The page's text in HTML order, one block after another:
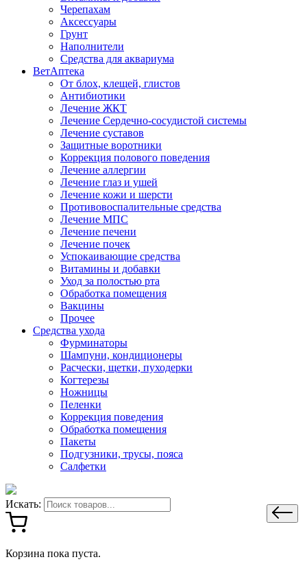
Черепахам
Аксессуары
Грунт
Наполнители
Средства для аквариума
ВетАптека
От блох, клещей, глистов
Антибиотики
Лечение ЖКТ
Лечение Сердечно-сосудистой системы
Лечение суставов
Защитные воротники
Коррекция полового поведения
Лечение аллергии
Лечение глаз и ушей
Лечение кожи и шерсти
Противовоспалительные средства
Лечение МПС
Лечение печени
Лечение почек
Успокаивающие средства
Витамины и добавки
Уход за полостью рта
Обработка помещения
Вакцины
Прочее
Средства ухода
Фурминаторы
Шампуни, кондиционеры
Расчески, щетки, пуходерки
Когтерезы
Ножницы
Пеленки
Коррекция поведения
Обработка помещения
Пакеты
Подгузники, трусы, пояса
Салфетки
Искать:
Корзина пока пуста.